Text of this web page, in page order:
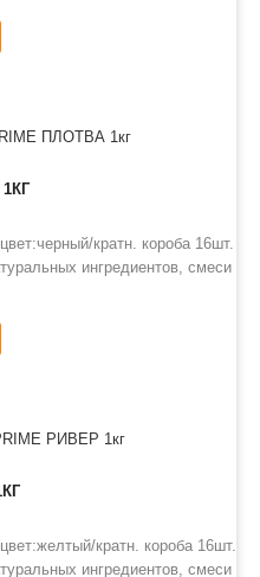
дополнительные ароматы и
состава использованы
кратн. короба 16шт.
ингредиентов, смеси
абсорбирующей
дополнительные ароматы и
состава использованы
кратн. короба 16шт.
ингредиентов, смеси